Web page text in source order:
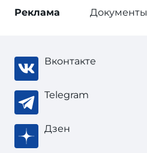
Реклама Документы
Вконтакте
Telegram
Дзен